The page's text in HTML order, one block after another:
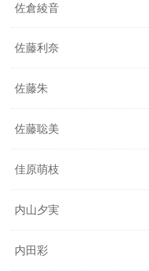
佐倉綾音
佐藤利奈
佐藤朱
佐藤聡美
佳原萌枝
内山夕実
内田彩